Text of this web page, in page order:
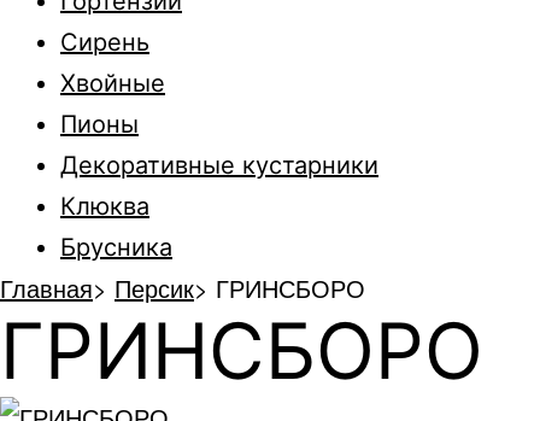
Сирень
Хвойные
Пионы
Декоративные кустарники
Клюква
Брусника
Главная> Персик> ГРИНСБОРО
ГРИНСБОРО